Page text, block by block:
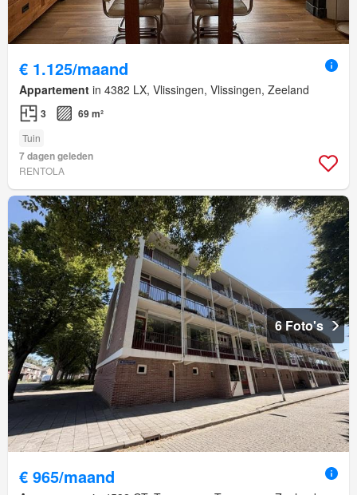
€ 1.125/maand
Appartement in 4382 LX, Vlissingen, Vlissingen, Zeeland
3 69 m²
Tuin
7 dagen geleden
RENTOLA
6 Foto's
€ 965/maand